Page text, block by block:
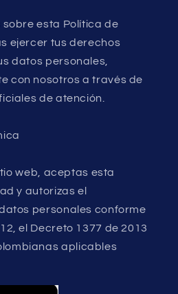
esta Política de
ejercer tus derechos
datos personales,
con nosotros a través de
de atención.
web, aceptas esta
y autorizas el
personales conforme
el Decreto 1377 de 2013
aplicables